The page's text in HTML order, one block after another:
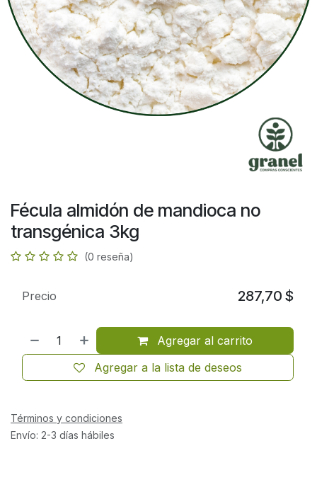
Fécula almidón de mandioca no
transgénica 3kg
(0 reseña)
Agregar al carrito
Agregar a la lista de deseos
Precio 287,70 $
Términos y condiciones
Envío: 2-3 días hábiles